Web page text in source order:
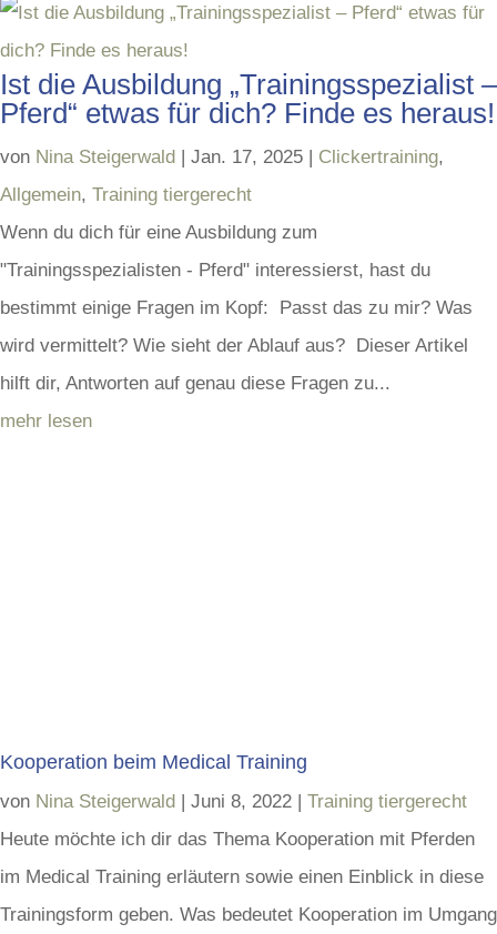
Ist die Ausbildung „Trainingsspezialist –
Pferd“ etwas für dich? Finde es heraus!
von Nina Steigerwald | Jan. 17, 2025 | Clickertraining,
Allgemein, Training tiergerecht
Wenn du dich für eine Ausbildung zum
"Trainingsspezialisten - Pferd" interessierst, hast du
bestimmt einige Fragen im Kopf: Passt das zu mir? Was
wird vermittelt? Wie sieht der Ablauf aus? Dieser Artikel
hilft dir, Antworten auf genau diese Fragen zu...
mehr lesen
Kooperation beim Medical Training
von Nina Steigerwald | Juni 8, 2022 | Training tiergerecht
Heute möchte ich dir das Thema Kooperation mit Pferden
im Medical Training erläutern sowie einen Einblick in diese
Trainingsform geben. Was bedeutet Kooperation im Umgang